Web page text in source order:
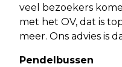
veel bezoekers
met het OV, dat is
meer. Ons advies is
Pendelbussen